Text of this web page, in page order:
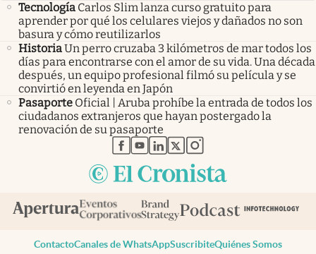
Tecnología Carlos Slim lanza curso gratuito para
aprender por qué los celulares viejos y dañados no son
basura y cómo reutilizarlos
HistoriaUn perro cruzaba 3 kilómetros de mar todos los
días para encontrarse con el amor de su vida. Una década
después, un equipo profesional filmó su película y se
convirtió en leyenda en Japón
Pasaporte Oficial | Aruba prohíbe la entrada de todos los
ciudadanos extranjeros que hayan postergado la
renovación de su pasaporte
abre en nueva pestaña
abre en nueva pestaña
abre en nueva pestaña
abre en nueva pestaña
abre en nueva pestaña
ContactoCanales de WhatsAppSuscribiteQuiénes Somos